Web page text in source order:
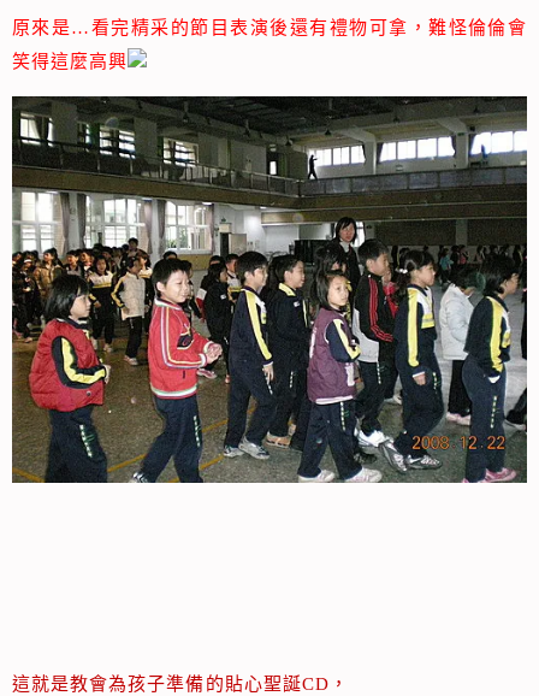
原來是…看完精采的節目表演後還有禮物可拿，難怪倫倫會
笑得這麼高興
這就是教會為孩子準備的貼心聖誕CD，